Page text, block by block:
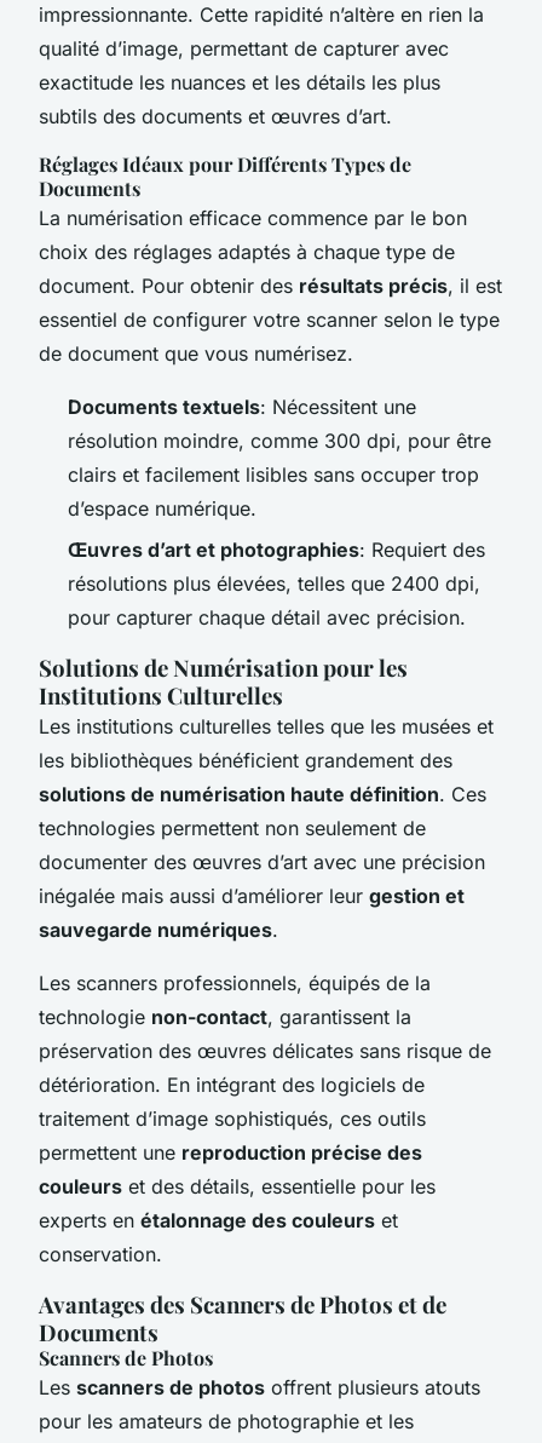
impressionnante. Cette rapidité n’altère en rien la
qualité d’image, permettant de capturer avec
exactitude les nuances et les détails les plus
subtils des documents et œuvres d’art.
Réglages Idéaux pour Différents Types de
Documents
La numérisation efficace commence par le bon
choix des réglages adaptés à chaque type de
document. Pour obtenir des résultats précis, il est
essentiel de configurer votre scanner selon le type
de document que vous numérisez.
Documents textuels: Nécessitent une
résolution moindre, comme 300 dpi, pour être
clairs et facilement lisibles sans occuper trop
d’espace numérique.
Œuvres d’art et photographies: Requiert des
résolutions plus élevées, telles que 2400 dpi,
pour capturer chaque détail avec précision.
Solutions de Numérisation pour les
Institutions Culturelles
Les institutions culturelles telles que les musées et
les bibliothèques bénéficient grandement des
solutions de numérisation haute définition. Ces
technologies permettent non seulement de
documenter des œuvres d’art avec une précision
inégalée mais aussi d’améliorer leur gestion et
sauvegarde numériques.
Les scanners professionnels, équipés de la
technologie non-contact, garantissent la
préservation des œuvres délicates sans risque de
détérioration. En intégrant des logiciels de
traitement d’image sophistiqués, ces outils
permettent une reproduction précise des
couleurs et des détails, essentielle pour les
experts en étalonnage des couleurs et
conservation.
Avantages des Scanners de Photos et de
Documents
Scanners de Photos
Les scanners de photos offrent plusieurs atouts
pour les amateurs de photographie et les